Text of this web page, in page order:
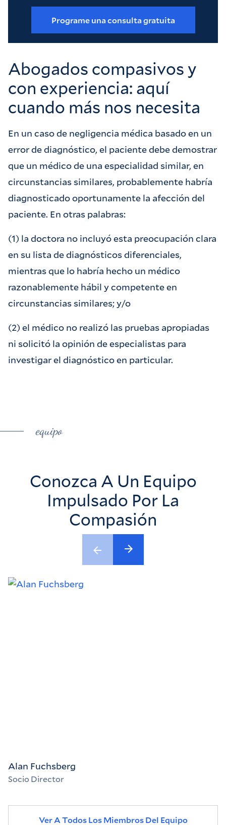
Programe una consulta gratuita
Abogados compasivos y
con experiencia: aquí
cuando más nos necesita
En un caso de negligencia médica basado en un
error de diagnóstico, el paciente debe demostrar
que un médico de una especialidad similar, en
circunstancias similares, probablemente habría
diagnosticado oportunamente la afección del
paciente. En otras palabras:
(1) la doctora no incluyó esta preocupación clara
en su lista de diagnósticos diferenciales,
mientras que lo habría hecho un médico
razonablemente hábil y competente en
circunstancias similares; y/o
(2) el médico no realizó las pruebas apropiadas
ni solicitó la opinión de especialistas para
investigar el diagnóstico en particular.
equipo
Conozca A Un Equipo
Impulsado Por La
Compasión
Alan Fuchsberg
Socio Director
Ver A Todos Los Miembros Del Equipo